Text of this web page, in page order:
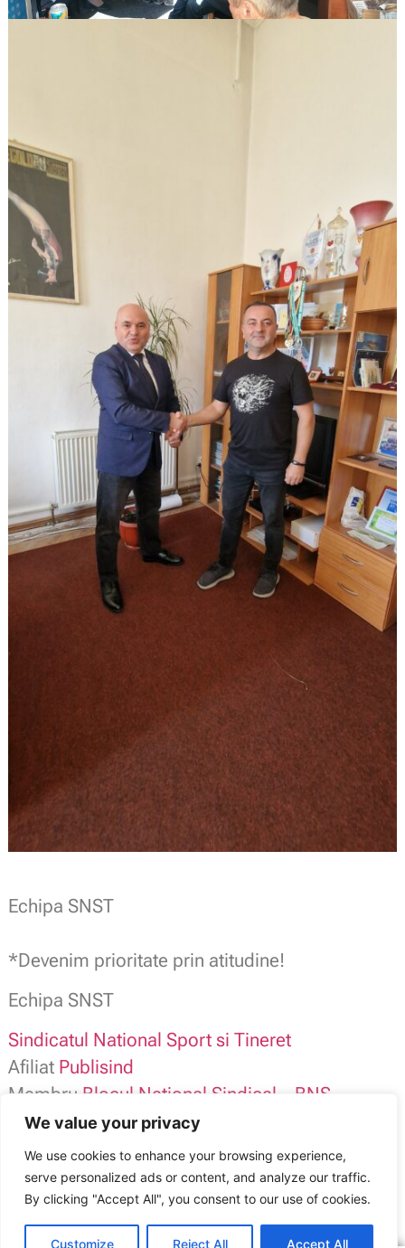
We value your privacy
We use cookies to enhance your browsing experience,
serve personalized ads or content, and analyze our traffic.
By clicking "Accept All", you consent to our use of cookies.
Customize Reject All Accept All
Echipa SNST
*Devenim prioritate prin atitudine!
Echipa SNST
Sindicatul National Sport si Tineret
Afiliat Publisind
Membru Blocul National Sindical – BNS –
SNST contact: 0784.116.973
office@snst.ro /www.snst.ro
Sindicatul Național Sport și Tineret: Alegeri la SNST-DJS Prahova
ARTICOLUL ANTERIOR
Directorul-sperietoare de la CSM Suceava a fost dat afară!